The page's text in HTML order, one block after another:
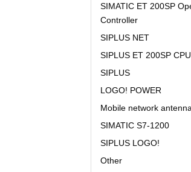
SIMATIC ET 200SP
Controller
SIPLUS NET
SIPLUS ET 200SP CPU
SIPLUS
LOGO! POWER
Mobile network
SIMATIC S7-1200
SIPLUS LOGO!
Other